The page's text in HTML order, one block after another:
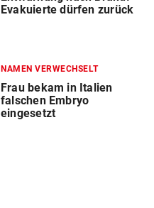
Evakuierte dürfen zurück
NAMEN VERWECHSELT
Frau bekam in Italien
falschen Embryo
eingesetzt